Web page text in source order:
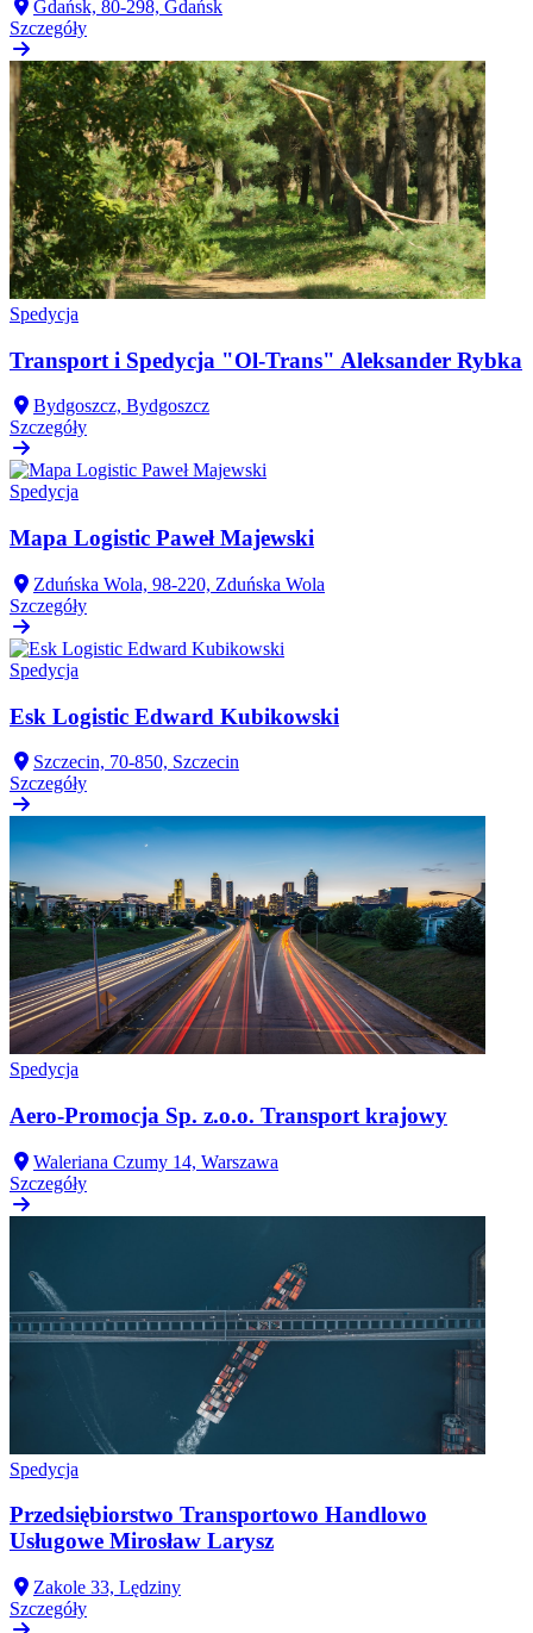
Gdańsk, 80-298, Gdańsk
Szczegóły
Spedycja
Transport i Spedycja "Ol-Trans" Aleksander Rybka
Bydgoszcz, Bydgoszcz
Szczegóły
Spedycja
Mapa Logistic Paweł Majewski
Zduńska Wola, 98-220, Zduńska Wola
Szczegóły
Spedycja
Esk Logistic Edward Kubikowski
Szczecin, 70-850, Szczecin
Szczegóły
Spedycja
Aero-Promocja Sp. z.o.o. Transport krajowy
Waleriana Czumy 14, Warszawa
Szczegóły
Spedycja
Przedsiębiorstwo Transportowo Handlowo
Usługowe Mirosław Larysz
Zakole 33, Lędziny
Szczegóły